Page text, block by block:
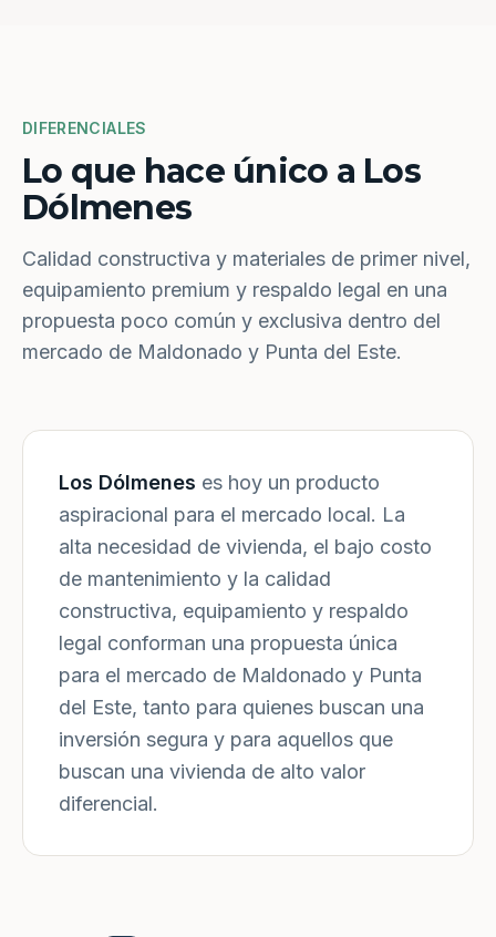
DIFERENCIALES
Lo que hace único a Los
Dólmenes
Calidad constructiva y materiales de primer nivel,
equipamiento premium y respaldo legal en una
propuesta poco común y exclusiva dentro del
mercado de Maldonado y Punta del Este.
Los Dólmenes es hoy un producto
aspiracional para el mercado local. La
alta necesidad de vivienda, el bajo costo
de mantenimiento y la calidad
constructiva, equipamiento y respaldo
legal conforman una propuesta única
para el mercado de Maldonado y Punta
del Este, tanto para quienes buscan una
inversión segura y para aquellos que
buscan una vivienda de alto valor
diferencial.